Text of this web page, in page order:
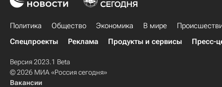
Политика Общество Экономика В мире
Спецпроекты
Реклама Продукты и сервисы Пресс-
Версия 2023.1 Beta
© 2026 МИА «Россия сегодня»
Вакансии